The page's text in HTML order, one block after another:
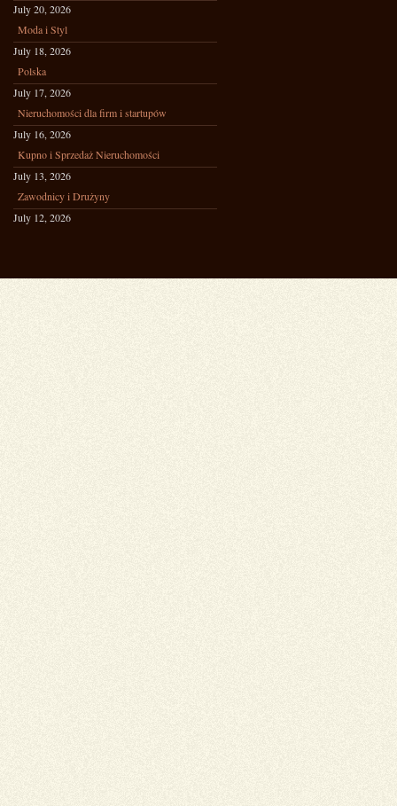
July 20, 2026
Moda i Styl
July 18, 2026
Polska
July 17, 2026
Nieruchomości dla firm i startupów
July 16, 2026
Kupno i Sprzedaż Nieruchomości
July 13, 2026
Zawodnicy i Drużyny
July 12, 2026